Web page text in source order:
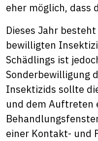
eher möglich, dass
Dieses Jahr
bewilligten
Schädlings ist
Sonderbewilligung
Insektizids sollte
und dem Auftreten
einer Kontakt- und